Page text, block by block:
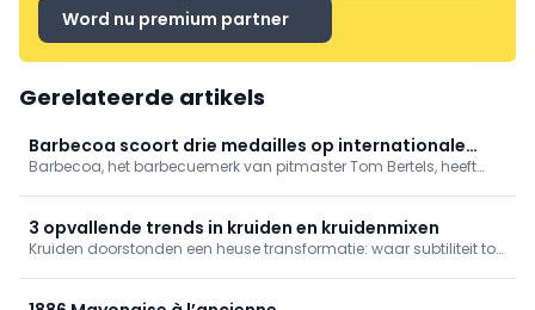
Word nu premium partner
Gerelateerde artikels
Barbecoa scoort drie medailles op internationale
smaakwedstrijd
Barbecoa, het barbecuemerk van pitmaster Tom Bertels, heeft
3 opvallende trends in kruiden en kruidenmixen
Kruiden doorstonden een heuse transformatie: waar subtiliteit tot
Drie kruidentrends- en tips om te onthouden!